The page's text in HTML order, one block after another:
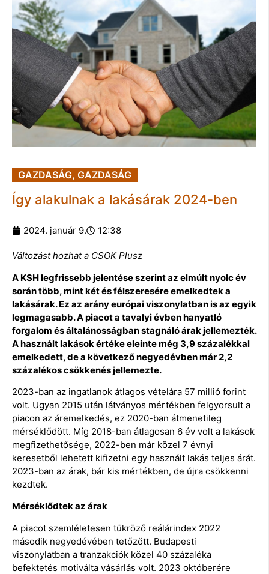
GAZDASÁG, GAZDASÁG
Így alakulnak a lakásárak 2024-ben
2024. január 9. 12:38
Változást hozhat a CSOK Plusz
A KSH legfrissebb jelentése szerint az elmúlt nyolc év
során több, mint két és félszeresére emelkedtek a
lakásárak. Ez az arány európai viszonylatban is az egyik
legmagasabb. A piacot a tavalyi évben hanyatló
forgalom és általánosságban stagnáló árak jellemezték.
A használt lakások értéke eleinte még 3,9 százalékkal
emelkedett, de a következő negyedévben már 2,2
százalékos csökkenés jellemezte.
2023-ban az ingatlanok átlagos vételára 57 millió forint
volt. Ugyan 2015 után látványos mértékben felgyorsult a
piacon az áremelkedés, ez 2020-ban átmenetileg
mérséklődött. Míg 2018-ban átlagosan 6 év volt a lakások
megfizethetősége, 2022-ben már közel 7 évnyi
keresetből lehetett kifizetni egy használt lakás teljes árát.
2023-ban az árak, bár kis mértékben, de újra csökkenni
kezdtek.
Mérséklődtek az árak
A piacot szemléletesen tükröző reálárindex 2022
második negyedévében tetőzött. Budapesti
viszonylatban a tranzakciók közel 40 százaléka
befektetés motiválta vásárlás volt. 2023 októberére